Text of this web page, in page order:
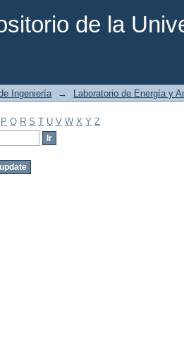
de la
Ingeniería → Laboratorio de Energía y
P Q R S T U V W X Y Z